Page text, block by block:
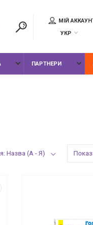
МІЙ
УКР
ПАРТНЕРИ
Назва (А - Я)